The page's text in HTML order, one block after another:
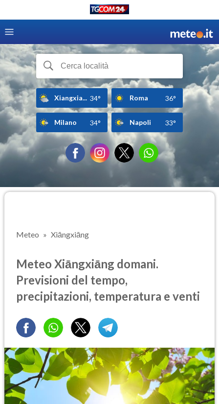
Xiangxia... 34° Roma 36°
Milano 34° Napoli 33°
Meteo Xiāngxiāng
Meteo Xiāngxiāng domani.
Previsioni del tempo,
precipitazioni, temperatura e venti